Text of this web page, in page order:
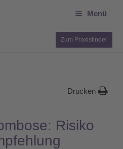
Menü
Zum Praxisfinder
Drucken
Risiko